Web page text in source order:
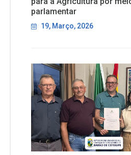
parlamentar
19, Março, 2026